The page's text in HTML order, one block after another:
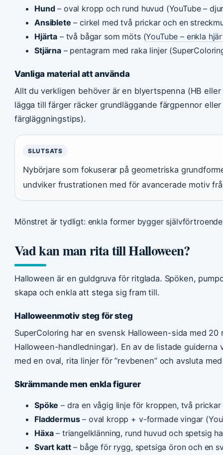
Hund– oval kropp och rund huvud (YouTube –
Ansiblete – cirkel med två prickar och en
Hjärta – två bågar som möts (YouTube – enkla
Stjärna– pentagram med raka linjer
Vanliga material att använda
Allt du verkligen behöver är en blyertspenna (HB
lägga till färger räcker grundläggande färgpennor eller
färgläggningstips).
SLUTSATS
Nybörjare som fokuserar på geometriska
undviker frustrationen med för avancerade motiv
Mönstret är tydligt: enkla former bygger
Vad kan man rita till Halloween?
Halloween är en guldgruva för ritglada. Spöken,
skapa och enkla att stega sig fram till.
Halloweenmotiv steg för steg
SuperColoring har en svensk Halloween-sida med
Halloween-handledningar). En av de listade guiderna
med en oval, rita linjer för ”revbenen” och avsluta
Skrämmande men enkla figurer
Spöke – dra en vågig linje för kroppen, två
Fladdermus– oval kropp + v-formade vingar
Häxa– triangelklänning, rund huvud och spetsig
Svart katt– båge för rygg, spetsiga öron och en